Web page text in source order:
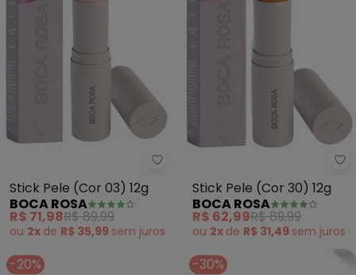
Boca Rosa - Stick Pele (Cor 03)
Stick Pele (Cor 03) 12g
BOCA ROSA
R$ 71,98R$ 89,99
ou 2x de R$ 35,99 sem juros
Stick Pele (Cor 30) 12g
BOCA ROSA
R$ 62,99R$ 89,99
ou 2x de R$ 31,49 sem juros
-20% -30%